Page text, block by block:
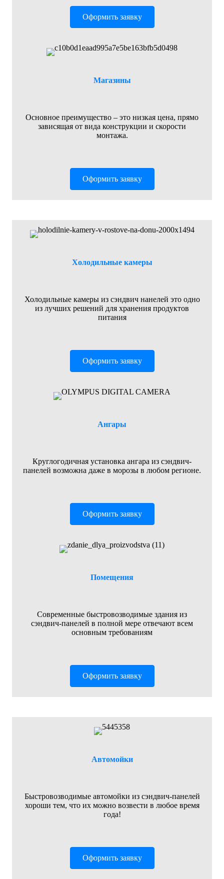
Оформить заявку
Магазины
Основное преимущество – это низкая цена, прямо
зависящая от вида конструкции и скорости
монтажа.
Оформить заявку
Холодильные камеры
Холодильные камеры из сэндвич нанелей это одно
из лучших решений для хранения продуктов
питания
Оформить заявку
Ангары
Круглогодичная установка ангара из сэндвич-
панелей возможна даже в морозы в любом регионе.
Оформить заявку
Помещения
Современные быстровозводимые здания из
сэндвич-панелей в полной мере отвечают всем
основным требованиям
Оформить заявку
Автомойки
Быстровозводимые автомойки из сэндвич-панелей
хороши тем, что их можно возвести в любое время
года!
Оформить заявку